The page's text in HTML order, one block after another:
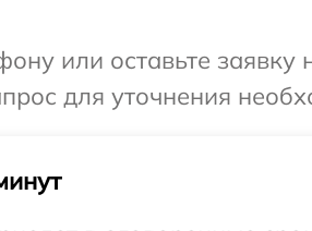
или оставьте заявку
для уточнения